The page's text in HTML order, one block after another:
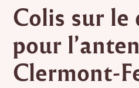
Colis sur le
pour
Clermont-